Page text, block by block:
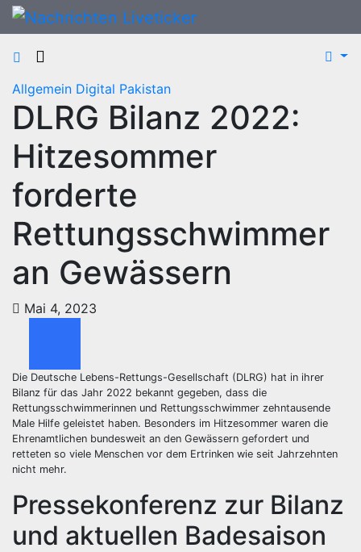
Zum
Inhalt
springen
Allgemein Digital Pakistan
DLRG Bilanz 2022:
Hitzesommer
forderte
Rettungsschwimmer
an Gewässern
Mai 4, 2023
Die Deutsche Lebens-Rettungs-Gesellschaft (DLRG) hat in ihrer
Bilanz für das Jahr 2022 bekannt gegeben, dass die
Rettungsschwimmerinnen und Rettungsschwimmer zehntausende
Male Hilfe geleistet haben. Besonders im Hitzesommer waren die
Ehrenamtlichen bundesweit an den Gewässern gefordert und
retteten so viele Menschen vor dem Ertrinken wie seit Jahrzehnten
nicht mehr.
Pressekonferenz zur Bilanz
und aktuellen Badesaison